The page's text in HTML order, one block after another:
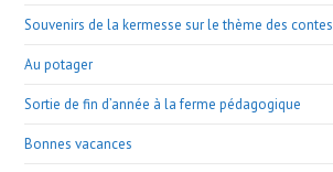
Souvenirs de la kermesse sur le thème des contes
Au potager
Sortie de fin d’année à la ferme pédagogique
Bonnes vacances